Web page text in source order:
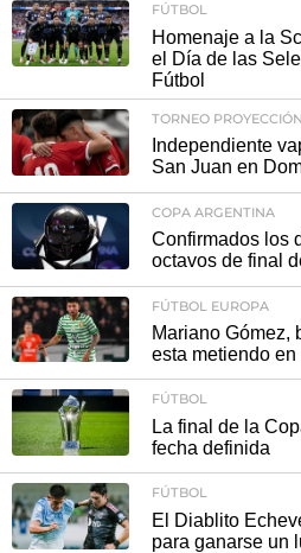
FÚTBOL
Homenaje a la
el Día de las
Fútbol
TORNEO PROYECCIÓN
Independiente
San Juan en
COPA ARGENTINA
Confirmados los
octavos de final
FÚTBOL EUROPA
Mariano Gómez,
esta metiendo
FÚTBOL
La final de la
fecha definida
FÚTBOL
El Diablito
para ganarse un